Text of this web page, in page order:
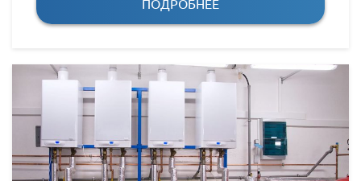
ПОДРОБНЕЕ